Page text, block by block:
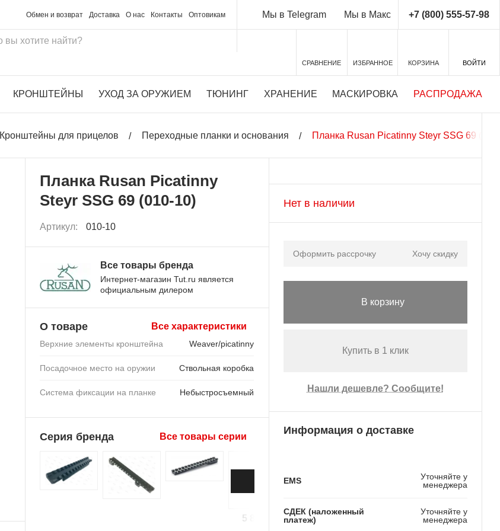
Обмен и возврат Доставка О нас Контакты Оптовикам Мы в Telegram Мы в Макс +7 (800) 555-57-98
СРАВНЕНИЕ ИЗБРАННОЕ КОРЗИНА ВОЙТИ
КРОНШТЕЙНЫ УХОД ЗА ОРУЖИЕМ ТЮНИНГ ХРАНЕНИЕ МАСКИРОВКА РАСПРОДАЖА
Кронштейны для прицелов Переходные планки и основания Планка Rusan Picatinny Steyr SSG 69
Планка Rusan Picatinny
Steyr SSG 69 (010-10)
Артикул: 010-10
Все товары бренда
Интернет-магазин Tut.ru является
официальным дилером
О товаре Все характеристики
Верхние элементы кронштейна Weaver/picatinny
Посадочное место на оружии Ствольная коробка
Система фиксации на планке Небыстросъемный
Серия бренда Все товары серии
5 800 ₽ 6 500 ₽
Нет в наличии
Оформить рассрочку Хочу скидку
В корзину
Купить в 1 клик
Нашли дешевле? Сообщите!
Информация о доставке
EMS
Уточняйте у
менеджера
СДЕК (наложенный
платеж)
Уточняйте у
менеджера